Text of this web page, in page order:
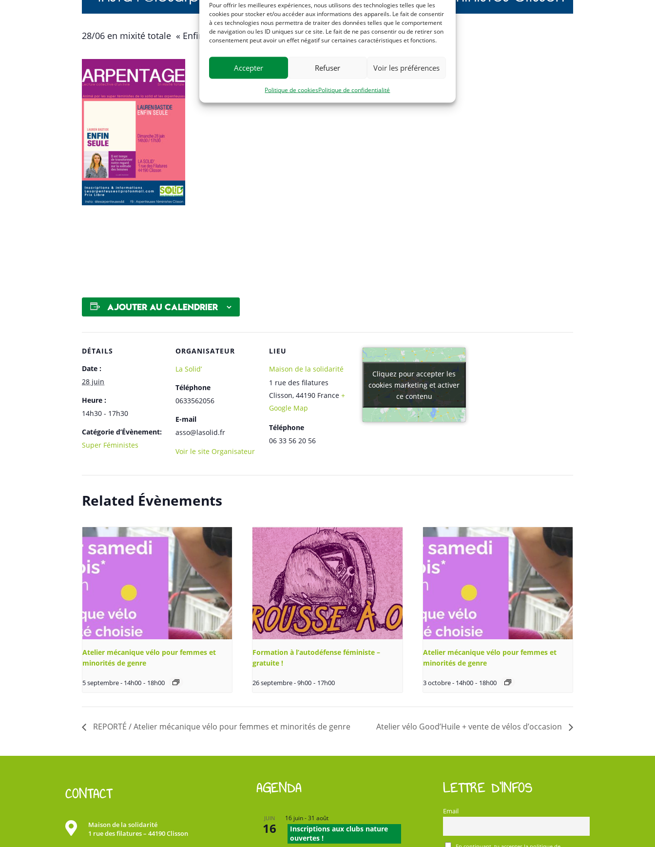
Pour offrir les meilleures expériences, nous utilisons des technologies telles que les
cookies pour stocker et/ou accéder aux informations des appareils. Le fait de consentir
à ces technologies nous permettra de traiter des données telles que le comportement
de navigation ou les ID uniques sur ce site. Le fait de ne pas consentir ou de retirer son
consentement peut avoir un effet négatif sur certaines caractéristiques et fonctions.
Accepter Refuser Voir les préférences
Politique de cookiesPolitique de confidentialité
28/06 en mixité totale « Enfin seule » de Lauren Bastide
Ajouter au calendrier
DÉTAILS
Date :
28 juin
Heure :
14h30 - 17h30
Catégorie d’Évènement:
Super Féministes
ORGANISATEUR
La Solid’
Téléphone
0633562056
E-mail
asso@lasolid.fr
Voir le site Organisateur
LIEU
Maison de la solidarité
1 rue des filatures
Clisson, 44190 France +
Google Map
Téléphone
06 33 56 20 56
Cliquez pour accepter les
cookies marketing et activer
ce contenu
Cliquez pour accepter les
cookies marketing et activer
ce contenu
Related Évènements
Atelier mécanique vélo pour femmes et
minorités de genre
5 septembre - 14h00 - 18h00
Formation à l’autodéfense féministe –
gratuite !
26 septembre - 9h00 - 17h00
Atelier mécanique vélo pour femmes et
minorités de genre
3 octobre - 14h00 - 18h00
REPORTÉ / Atelier mécanique vélo pour femmes et minorités de genre Atelier vélo Good’Huile + vente de vélos d’occasion
CONTACT

Maison de la solidarité
1 rue des filatures – 44190 Clisson
AGENDA
JUIN
16
16 juin-31 août
Inscriptions aux clubs nature
ouvertes !
LETTRE D’INFOS
Email